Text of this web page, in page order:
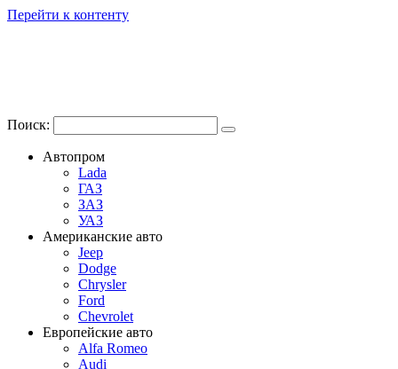
Перейти к контенту
Поиск:
Автопром
Lada
ГАЗ
ЗАЗ
УАЗ
Американские авто
Jeep
Dodge
Chrysler
Ford
Chevrolet
Европейские авто
Alfa Romeo
Audi